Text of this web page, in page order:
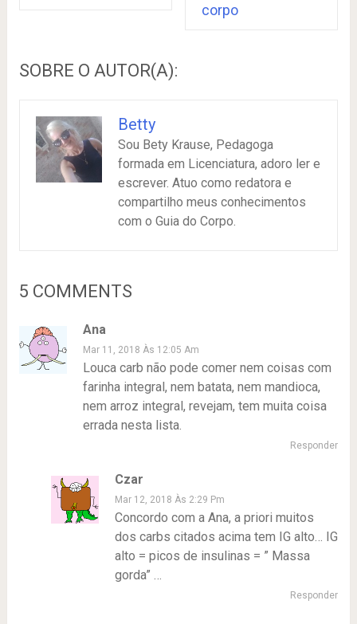
corpo
SOBRE O AUTOR(A):
Betty
Sou Bety Krause, Pedagoga
formada em Licenciatura, adoro ler e
escrever. Atuo como redatora e
compartilho meus conhecimentos
com o Guia do Corpo.
5 COMMENTS
Ana
Mar 11, 2018 Às 12:05 Am
Louca carb não pode comer nem coisas com
farinha integral, nem batata, nem mandioca,
nem arroz integral, revejam, tem muita coisa
errada nesta lista.
Responder
Czar
Mar 12, 2018 Às 2:29 Pm
Concordo com a Ana, a priori muitos
dos carbs citados acima tem IG alto… IG
alto = picos de insulinas = ” Massa
gorda” …
Responder